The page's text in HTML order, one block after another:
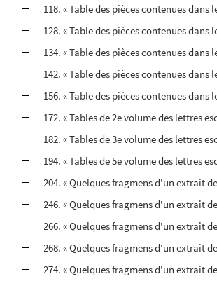
118. « Table des pièces contenues
128. « Table des pièces contenues
134. « Table des pièces contenues
142. « Table des pièces contenues
156. « Table des pièces contenues
172. « Tables de 2e volume des lettres
182. « Tables de 3e volume des lettres
194. « Tables de 5e volume des lettres
204. « Quelques fragmens d'un extrait
246. « Quelques fragmens d'un extrait
266. « Quelques fragmens d'un extrait
268. « Quelques fragmens d'un extrait
274. « Quelques fragmens d'un extrait